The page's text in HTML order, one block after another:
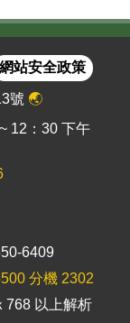
網站安全政策
號 🌏
12：30 下午
6409
分機 2302
768 以上解析